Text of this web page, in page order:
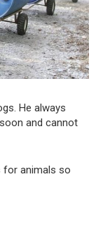
He always
and cannot
for animals so